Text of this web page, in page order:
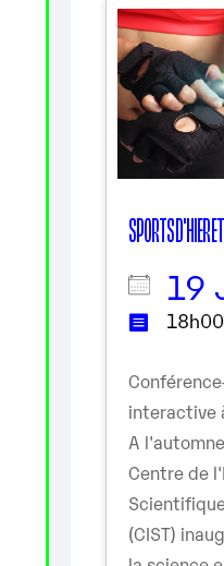
SPORTS D'HIER
19
interactive
A
Centre de
(CIST)